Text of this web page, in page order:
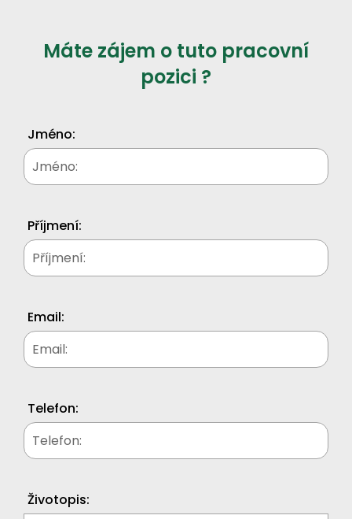
Máte zájem o tuto pracovní
pozici ?
Jméno:
Příjmení:
Email:
Telefon:
Životopis: